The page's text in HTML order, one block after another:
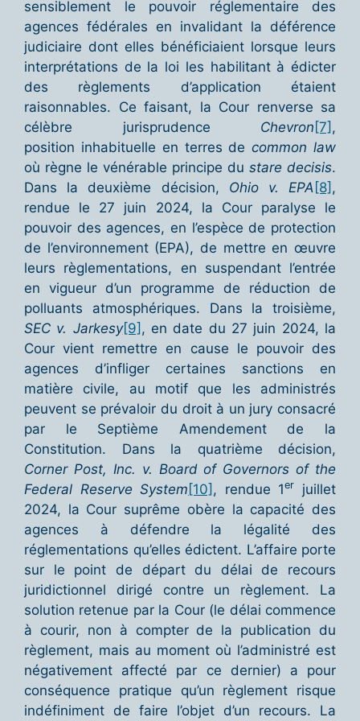
sensiblement le pouvoir réglementaire des
agences fédérales en invalidant la déférence
judiciaire dont elles bénéficiaient lorsque leurs
interprétations de la loi les habilitant à édicter
des règlements d’application étaient
raisonnables. Ce faisant, la Cour renverse sa
célèbre jurisprudence Chevron [7] ,
position inhabituelle en terres decommon law
où règne le vénérable principe du stare decisis.
Dans la deuxième décision, Ohio v. EPA [8] ,
rendue le 27 juin 2024, la Cour paralyse le
pouvoir des agences, en l’espèce de protection
de l’environnement (EPA), de mettre en œuvre
leurs règlementations, en suspendant l’entrée
en vigueur d’un programme de réduction de
polluants atmosphériques. Dans la troisième,
SEC v. Jarkesy[9] , en date du 27 juin 2024, la
Cour vient remettre en cause le pouvoir des
agences d’infliger certaines sanctions en
matière civile, au motif que les administrés
peuvent se prévaloir du droit à un jury consacré
par le Septième Amendement de la
Constitution. Dans la quatrième décision,
Corner Post, Inc. v. Board of Governors of the
Federal Reserve System [10] , rendue 1er
juillet
2024, la Cour suprême obère la capacité des
agences à défendre la légalité des
réglementations qu’elles édictent. L’affaire porte
sur le point de départ du délai de recours
juridictionnel dirigé contre un règlement. La
solution retenue par la Cour (le délai commence
à courir, non à compter de la publication du
règlement, mais au moment où l’administré est
négativement affecté par ce dernier) a pour
conséquence pratique qu’un règlement risque
indéfiniment de faire l’objet d’un recours. La